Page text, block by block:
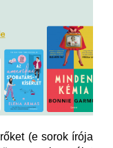
(e sorok írója